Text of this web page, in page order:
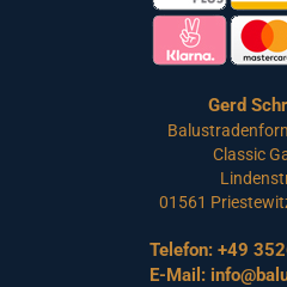
Gerd
Classic
01561
Telefon: +49
E-Mail: